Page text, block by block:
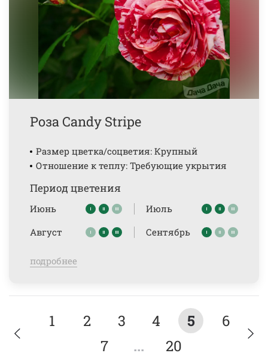
Роза Candy Stripe
Размер цветка/соцветия: Крупный
Отношение к теплу: Требующие укрытия
Период цветения
Июнь
Июль
Август
Сентябрь
подробнее
1 2 3 4 5
6
7
... 20